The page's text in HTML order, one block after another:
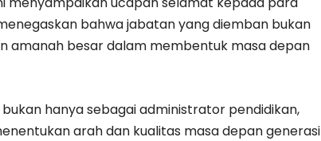
bahwa jabatan yang diemban bukan
amanah besar dalam membentuk masa depan
hanya sebagai administrator pendidikan,
arah dan kualitas masa depan generasi